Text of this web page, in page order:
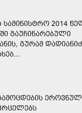
ᲡᲐᲛᲘᲜᲘᲡᲢᲠᲝ 2014
ᲒᲐᲣᲩᲘᲜᲐᲠᲔᲑᲣᲚᲘ
ᲒᲣᲠᲐᲛ